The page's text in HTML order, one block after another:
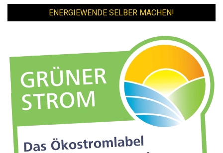
ENERGIEWENDE SELBER MACHEN!